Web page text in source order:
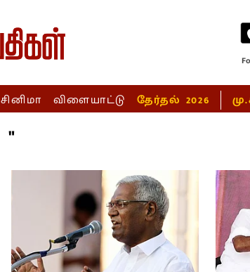
சினிமா விளையாட்டு தேர்தல் 2026
"